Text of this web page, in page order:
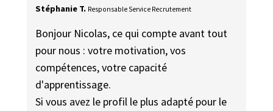
Stéphanie T. Responsable Service Recrutement
Bonjour Nicolas, ce qui compte avant tout
pour nous : votre motivation, vos
compétences, votre capacité
d'apprentissage.
Si vous avez le profil le plus adapté pour le